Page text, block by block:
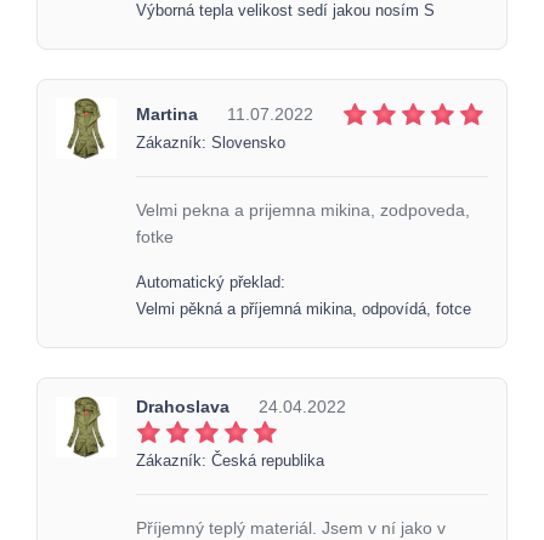
Výborná tepla velikost sedí jakou nosím S
Martina 11.07.2022
Zákazník: Slovensko
Velmi pekna a prijemna mikina, zodpoveda,
fotke
Automatický překlad:
Velmi pěkná a příjemná mikina, odpovídá, fotce
Drahoslava 24.04.2022
Zákazník: Česká republika
Příjemný teplý materiál. Jsem v ní jako v